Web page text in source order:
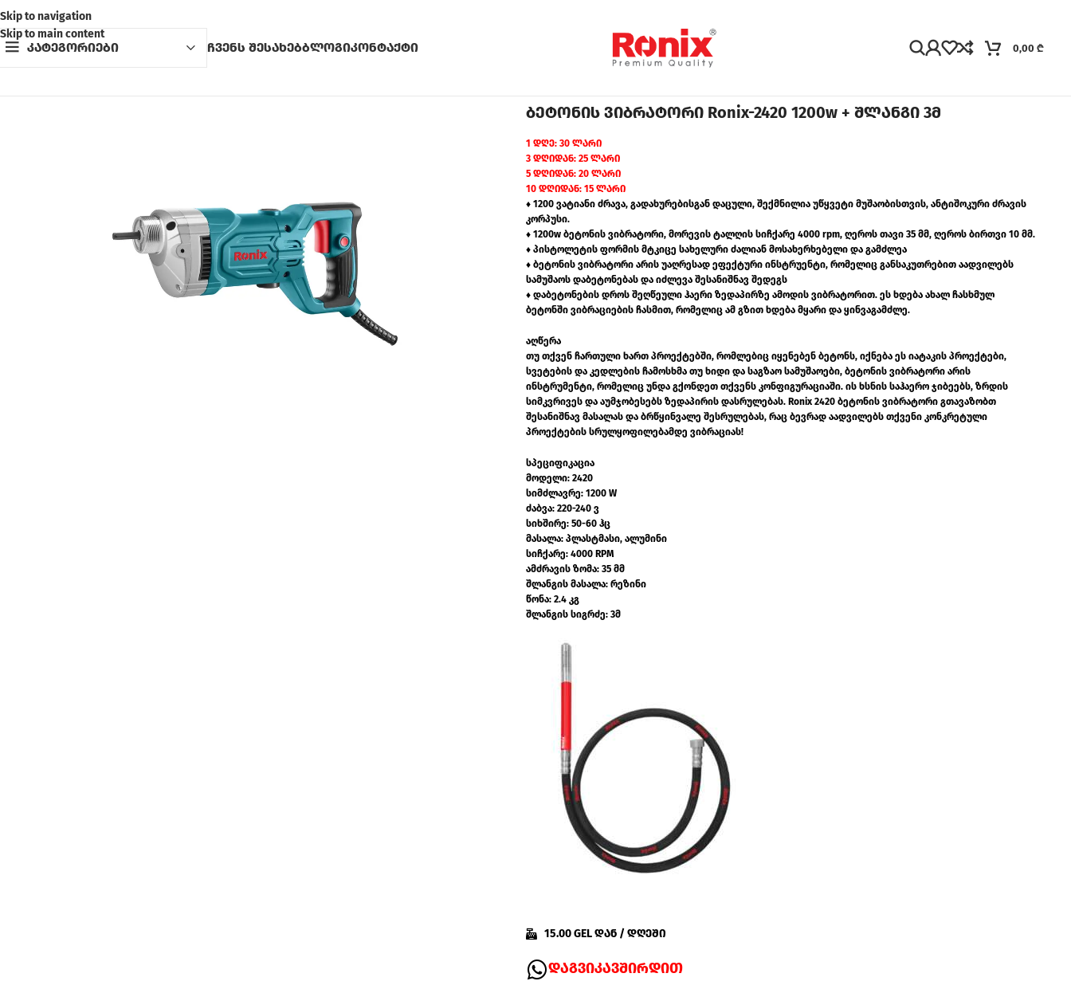
Skip to navigation
Skip to main content
კატეგორიები ჩვენს შესახებბლოგიკონტაქტი 0,00 ₾
ბეტონის ვიბრატორი Ronix-2420 1200w + შლანგი 3მ
1 დღე: 30 ლარი
3 დღიდან: 25 ლარი
5 დღიდან: 20 ლარი
10 დღიდან: 15 ლარი
♦ 1200 ვატიანი ძრავა, გადახურებისგან დაცული, შექმნილია უწყვეტი მუშაობისთვის, ანტიშოკური ძრავის
კორპუსი.
♦ 1200w ბეტონის ვიბრატორი, მორევის ტალღის სიჩქარე 4000 rpm, ღეროს თავი 35 მმ, ღეროს ბირთვი 10 მმ.
♦ პისტოლეტის ფორმის მტკიცე სახელური ძალიან მოსახერხებელი და გამძლეა
♦ ბეტონის ვიბრატორი არის უაღრესად ეფექტური ინსტრუენტი, რომელიც განსაკუთრებით აადვილებს
სამუშაოს დაბეტონებას და იძლევა შესანიშნავ შედეგს
♦ დაბეტონების დროს შეღწეული ჰაერი ზედაპირზე ამოდის ვიბრატორით. ეს ხდება ახალ ჩასხმულ
ბეტონში ვიბრაციების ჩასმით, რომელიც ამ გზით ხდება მყარი და ყინვაგამძლე.
აღწერა
თუ თქვენ ჩართული ხართ პროექტებში, რომლებიც იყენებენ ბეტონს, იქნება ეს იატაკის პროექტები,
სვეტების და კედლების ჩამოსხმა თუ ხიდი და საგზაო სამუშაოები, ბეტონის ვიბრატორი არის
ინსტრუმენტი, რომელიც უნდა გქონდეთ თქვენს კონფიგურაციაში. ის ხსნის საჰაერო ჯიბეებს, ზრდის
სიმკვრივეს და აუმჯობესებს ზედაპირის დასრულებას. Ronix 2420 ბეტონის ვიბრატორი გთავაზობთ
შესანიშნავ მასალას და ბრწყინვალე შესრულებას, რაც ბევრად აადვილებს თქვენი კონკრეტული
პროექტების სრულყოფილებამდე ვიბრაციას!
სპეციფიკაცია
მოდელი: 2420
სიმძლავრე: 1200 W
ძაბვა: 220-240 ვ
სიხშირე: 50-60 ჰც
მასალა: პლასტმასი, ალუმინი
სიჩქარე: 4000 RPM
ამძრავის ზომა: 35 მმ
შლანგის მასალა: რეზინი
წონა: 2.4 კგ
შლანგის სიგრძე: 3მ
15.00 GEL დან / დღეში
დაგვიკავშირდით